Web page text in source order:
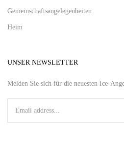
Gemeinschaftsangelegenheiten
Heim
UNSER NEWSLETTER
Melden Sie sich für die neuesten Ice-